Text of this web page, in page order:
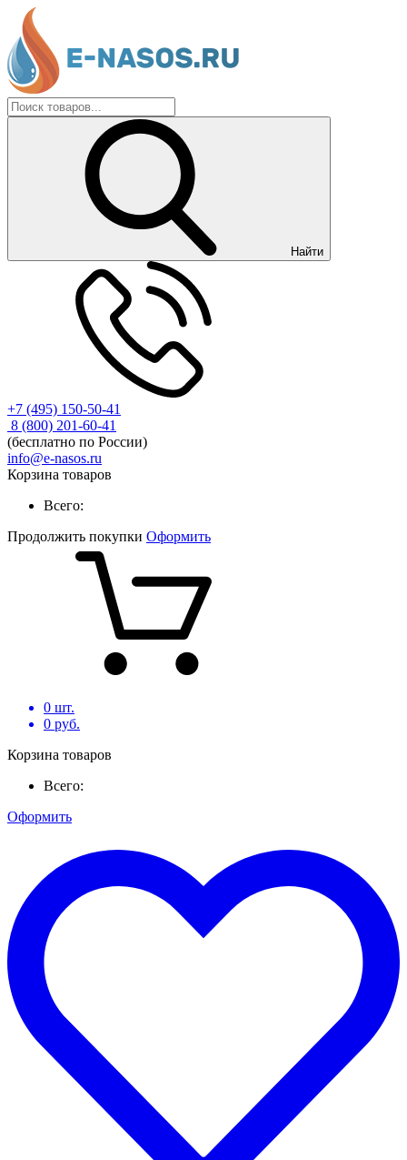
Найти
+7 (495) 150-50-41
8 (800) 201-60-41
(бесплатно по России)
info@e-nasos.ru
Корзина товаров
Всего:
Продолжить покупки Оформить
0 шт.
0 руб.
Корзина товаров
Всего:
Оформить